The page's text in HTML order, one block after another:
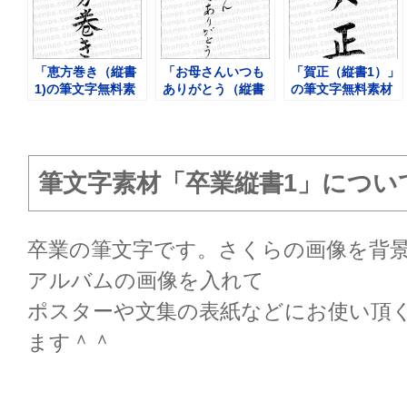
「恵方巻き（縦書
1)の筆文字無料素
「お母さんいつも
ありがとう（縦書
「賀正（縦書1）」
の筆文字無料素材
筆文字素材「卒業縦書1」につい
卒業の筆文字です。さくらの画像を背
アルバムの画像を入れて
ポスターや文集の表紙などにお使い頂
ます＾＾